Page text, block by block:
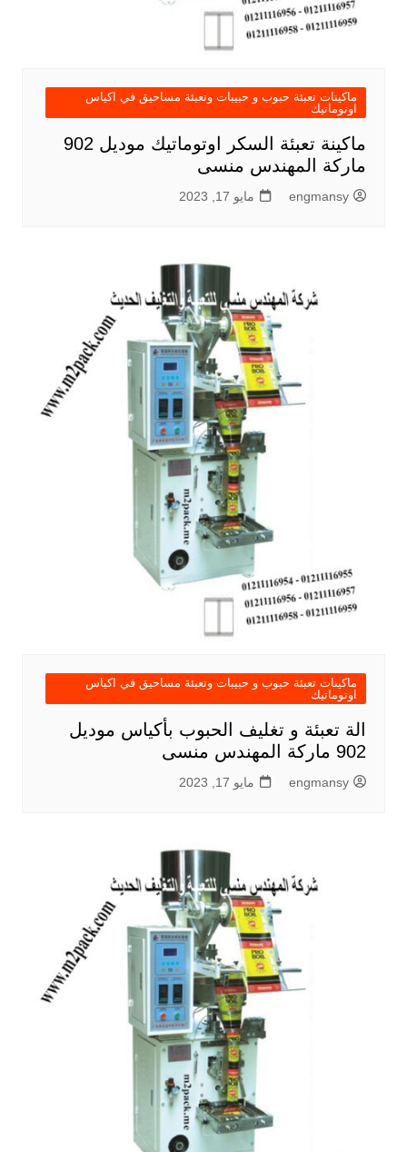
ماكينات تعبئة حبوب و حبيبات وتعبئة مساحيق في اكياس
اوتوماتيك
ماكينة تعبئة السكر اوتوماتيك موديل 902
ماركة المهندس منسى
engmansy مايو 17, 2023
ماكينات تعبئة حبوب و حبيبات وتعبئة مساحيق في اكياس
اوتوماتيك
الة تعبئة و تغليف الحبوب بأكياس موديل
902 ماركة المهندس منسى
engmansy مايو 17, 2023